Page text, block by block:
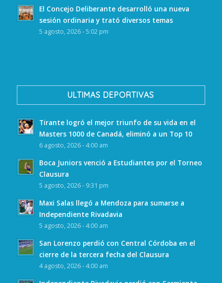
El Concejo Deliberante desarrolló una nueva
sesión ordinaria y trató diversos temas
5 agosto, 2026 - 5:02 pm
ULTIMAS DEPORTIVAS
Tirante logró el mejor triunfo de su vida en el
Masters 1000 de Canadá, eliminó a un Top 10
6 agosto, 2026 - 4:00 am
Boca Juniors venció a Estudiantes por el Torneo
Clausura
5 agosto, 2026 - 9:31 pm
Maxi Salas llegó a Mendoza para sumarse a
Independiente Rivadavia
5 agosto, 2026 - 4:00 am
San Lorenzo perdió con Central Córdoba en el
cierre de la tercera fecha del Clausura
4 agosto, 2026 - 4:00 am